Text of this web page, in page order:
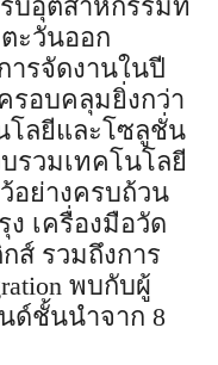
บอุตสาหกรรมที่
ะวันออก
ารจัดงานในปี
รอบคลุมยิ่งกว่า
โลยีและโซลูชั่น
รวมเทคโนโลยี
อย่างครบถ้วน
เครื่องมือวัด
ส์ รวมถึงการ
พบกับผู้
ด์ชั้นนำจาก 8